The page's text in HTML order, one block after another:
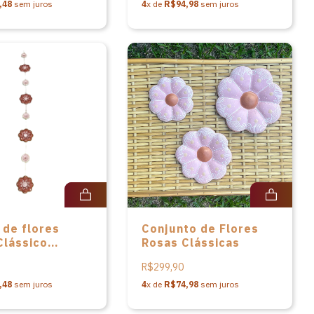
sem juros
Minas Gerais
4x de R$94,98sem juros
de flores
de Anísia de
sem juros
Conjunto de Flores
Rosas Clássicas
R$299,90
4x de R$74,98sem juros